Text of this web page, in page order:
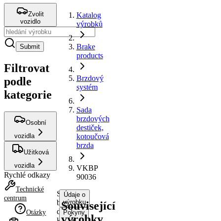
Zvolit
vozidlo
Submit
Filtrovat
podle
kategorie
Osobní
vozidla
Užitková
vozidla
Rychlé odkazy
Technické
centrum
Otázky
Katalog
výrobků
Brake
products
Brzdový
systém
Sada
brzdových
destiček,
kotoučová
brzda
VKBP
90036
Sada
brzdových
destiček,
Údaje o
výrobku
Pokyny
Související